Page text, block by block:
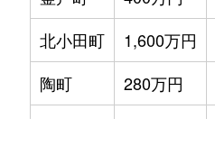
北小田町
1,600万円
陶町
280万円